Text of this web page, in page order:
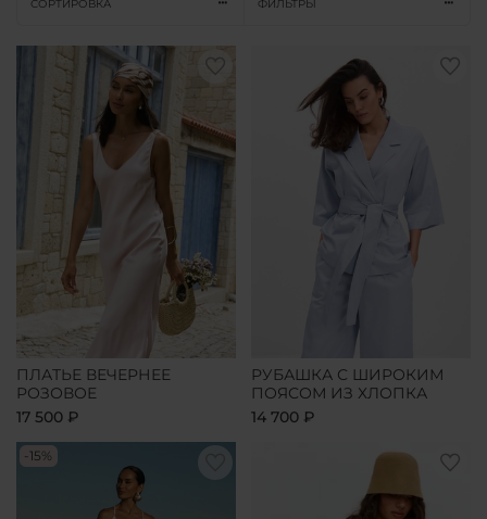
СОРТИРОВКА ФИЛЬТРЫ
ПЛАТЬЕ ВЕЧЕРНЕЕ
РОЗОВОЕ
17 500 ₽
РУБАШКА С ШИРОКИМ
ПОЯСОМ ИЗ ХЛОПКА
14 700 ₽
-15%